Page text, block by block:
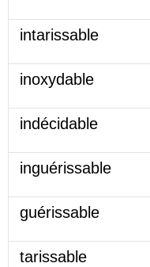
intarissable
inoxydable
indécidable
inguérissable
guérissable
tarissable